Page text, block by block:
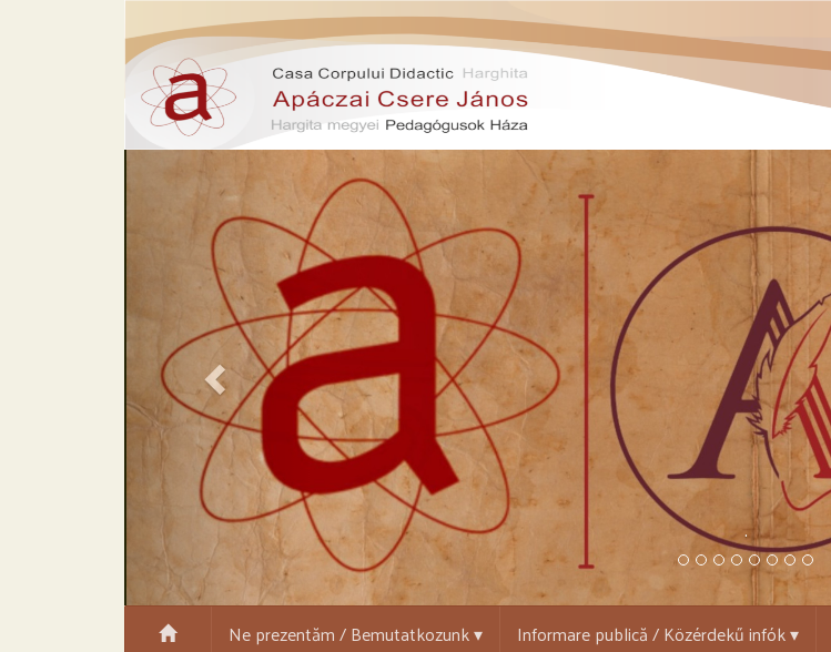
.
Ne prezentăm / Bemutatkozunk ▾ Informare publică / Közérdekű infók ▾